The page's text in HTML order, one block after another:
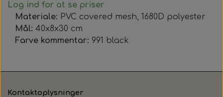
Log ind for at se priser
Materiale: PVC covered mesh, 1680D polyester
Mål: 40x8x30 cm
Farve kommentar: 991 black
Kontaktoplysninger